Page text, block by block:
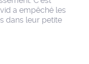
a empêché les
dans leur petite